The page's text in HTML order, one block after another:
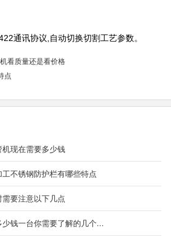
通讯协议,自动切换切割工艺参数。
看质量还是看价格
点
现在需要多少钱
不锈钢防护栏有哪些特点
要注意以下几点
钱一台你需要了解的几个...
光纤激光切割机
光纤激光切割机自主研发的一款高功率光
、高质...
04-07